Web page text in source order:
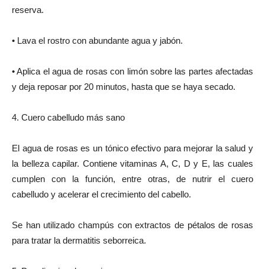
reserva.
• Lava el rostro con abundante agua y jabón.
• Aplica el agua de rosas con limón sobre las partes afectadas
y deja reposar por 20 minutos, hasta que se haya secado.
4. Cuero cabelludo más sano
El agua de rosas es un tónico efectivo para mejorar la salud y
la belleza capilar. Contiene vitaminas A, C, D y E, las cuales
cumplen con la función, entre otras, de nutrir el cuero
cabelludo y acelerar el crecimiento del cabello.
Se han utilizado champús con extractos de pétalos de rosas
para tratar la dermatitis seborreica.